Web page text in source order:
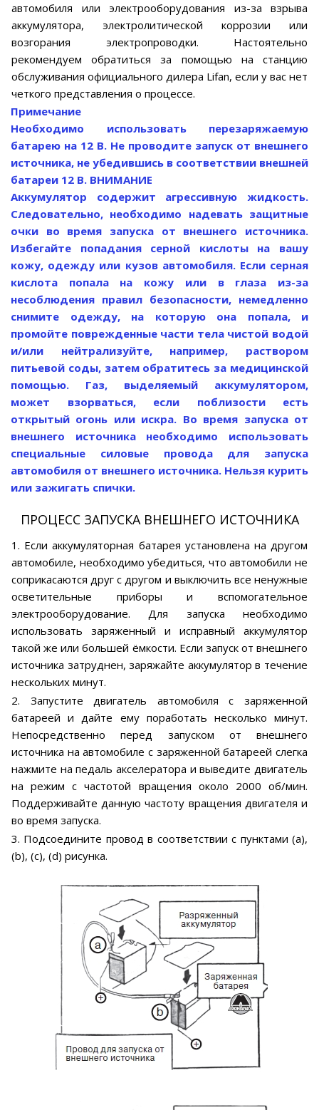
автомобиля или электрооборудования из-за взрыва
аккумулятора, электролитической коррозии или
возгорания электропроводки. Настоятельно
рекомендуем обратиться за помощью на станцию
обслуживания официального дилера Lifan, если у вас нет
четкого представления о процессе.
Примечание
Необходимо использовать перезаряжаемую
батарею на 12 В. Не проводите запуск от внешнего
источника, не убедившись в соответствии внешней
батареи 12 В. ВНИМАНИЕ
Аккумулятор содержит агрессивную жидкость.
Следовательно, необходимо надевать защитные
очки во время запуска от внешнего источника.
Избегайте попадания серной кислоты на вашу
кожу, одежду или кузов автомобиля. Если серная
кислота попала на кожу или в глаза из-за
несоблюдения правил безопасности, немедленно
снимите одежду, на которую она попала, и
промойте поврежденные части тела чистой водой
и/или нейтрализуйте, например, раствором
питьевой соды, затем обратитесь за медицинской
помощью. Газ, выделяемый аккумулятором,
может взорваться, если поблизости есть
открытый огонь или искра. Во время запуска от
внешнего источника необходимо использовать
специальные силовые провода для запуска
автомобиля от внешнего источника. Нельзя курить
или зажигать спички.
ПРОЦЕСС ЗАПУСКА ВНЕШНЕГО ИСТОЧНИКА
1. Если аккумуляторная батарея установлена на другом
автомобиле, необходимо убедиться, что автомобили не
соприкасаются друг с другом и выключить все ненужные
осветительные приборы и вспомогательное
электрооборудование. Для запуска необходимо
использовать заряженный и исправный аккумулятор
такой же или большей ёмкости. Если запуск от внешнего
источника затруднен, заряжайте аккумулятор в течение
нескольких минут.
2. Запустите двигатель автомобиля с заряженной
батареей и дайте ему поработать несколько минут.
Непосредственно перед запуском от внешнего
источника на автомобиле с заряженной батареей слегка
нажмите на педаль акселератора и выведите двигатель
на режим с частотой вращения около 2000 об/мин.
Поддерживайте данную частоту вращения двигателя и
во время запуска.
3. Подсоедините провод в соответствии с пунктами (a),
(b), (c), (d) рисунка.